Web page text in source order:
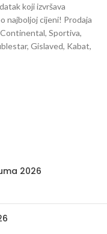
koji izvršava
najboljoj cijeni! Prodaja
Sportiva,
Gislaved, Kabat,
2026